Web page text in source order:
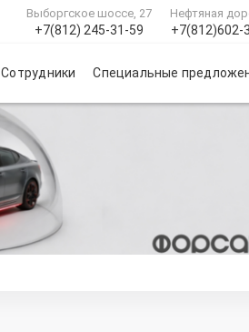
+7(812) 245-31-59
Выборгское шоссе, 27
+7(812)602-
Нефтяная
Сотрудники Специальные